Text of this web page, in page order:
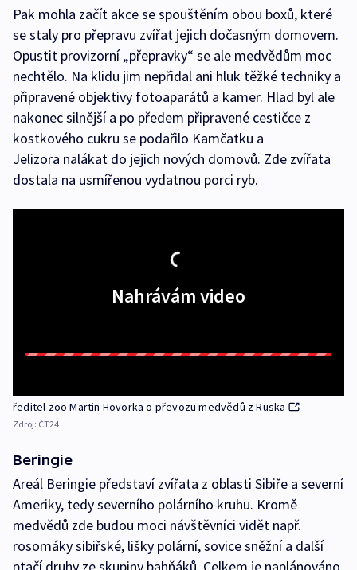
Pak mohla začít akce se spouštěním obou boxů, které
se staly pro přepravu zvířat jejich dočasným domovem.
Opustit provizorní „přepravky“ se ale medvědům moc
nechtělo. Na klidu jim nepřidal ani hluk těžké techniky a
připravené objektivy fotoaparátů a kamer. Hlad byl ale
nakonec silnější a po předem připravené cestičce z
kostkového cukru se podařilo Kamčatku a
Jelizora nalákat do jejich nových domovů. Zde zvířata
dostala na usmířenou vydatnou porci ryb.
Nahrávám video
ředitel zoo Martin Hovorka o převozu medvědů z Ruska
Zdroj: ČT24
Beringie
Areál Beringie představí zvířata z oblasti Sibiře a severní
Ameriky, tedy severního polárního kruhu. Kromě
medvědů zde budou moci návštěvníci vidět např.
rosomáky sibiřské, lišky polární, sovice sněžní a další
ptačí druhy ze skupiny bahňáků. Celkem je naplánováno